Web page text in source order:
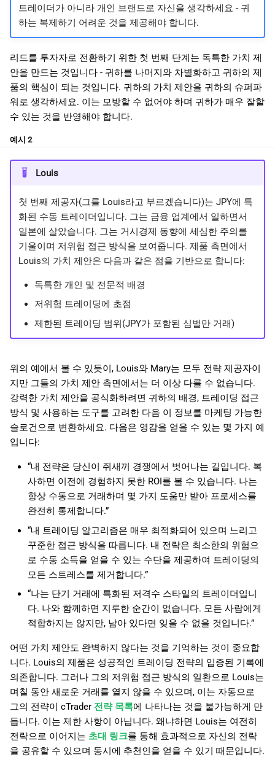
트레이더가 아니라 개인 브랜드로 자신을 생각하세요 - 귀
하는 복제하기 어려운 것을 제공해야 합니다.
리드를 투자자로 전환하기 위한 첫 번째 단계는 독특한 가치 제
안을 만드는 것입니다 - 귀하를 나머지와 차별화하고 귀하의 제
품의 핵심이 되는 것입니다. 귀하의 가치 제안을 귀하의 슈퍼파
워로 생각하세요. 이는 모방할 수 없어야 하며 귀하가 매우 잘할
수 있는 것을 반영해야 합니다.
예시 2
Louis
첫 번째 제공자(그를 Louis라고 부르겠습니다)는 JPY에 특
화된 수동 트레이더입니다. 그는 금융 업계에서 일하면서
일본에 살았습니다. 그는 거시경제 동향에 세심한 주의를
기울이며 저위험 접근 방식을 보여줍니다. 제품 측면에서
Louis의 가치 제안은 다음과 같은 점을 기반으로 합니다:
독특한 개인 및 전문적 배경
저위험 트레이딩에 초점
제한된 트레이딩 범위(JPY가 포함된 심벌만 거래)
위의 예에서 볼 수 있듯이, Louis와 Mary는 모두 전략 제공자이
지만 그들의 가치 제안 측면에서는 더 이상 다를 수 없습니다.
강력한 가치 제안을 공식화하려면 귀하의 배경, 트레이딩 접근
방식 및 사용하는 도구를 고려한 다음 이 정보를 마케팅 가능한
슬로건으로 변환하세요. 다음은 영감을 얻을 수 있는 몇 가지 예
입니다:
“내 전략은 당신이 쥐새끼 경쟁에서 벗어나는 길입니다. 복
사하면 이전에 경험하지 못한 ROI를 볼 수 있습니다. 나는
항상 수동으로 거래하며 몇 가지 도움만 받아 프로세스를
완전히 통제합니다.”
“내 트레이딩 알고리즘은 매우 최적화되어 있으며 느리고
꾸준한 접근 방식을 따릅니다. 내 전략은 최소한의 위험으
로 수동 소득을 얻을 수 있는 수단을 제공하여 트레이딩의
모든 스트레스를 제거합니다.”
“나는 단기 거래에 특화된 저격수 스타일의 트레이더입니
다. 나와 함께하면 지루한 순간이 없습니다. 모든 사람에게
적합하지는 않지만, 남아 있다면 잊을 수 없을 것입니다.”
어떤 가치 제안도 완벽하지 않다는 것을 기억하는 것이 중요합
니다. Louis의 제품은 성공적인 트레이딩 전략의 입증된 기록에
의존합니다. 그러나 그의 저위험 접근 방식의 일환으로 Louis는
며칠 동안 새로운 거래를 열지 않을 수 있으며, 이는 자동으로
그의 전략이 cTrader 전략 목록에 나타나는 것을 불가능하게 만
듭니다. 이는 제한 사항이 아닙니다. 왜냐하면 Louis는 여전히
전략으로 이어지는 초대 링크를 통해 효과적으로 자신의 전략
을 공유할 수 있으며 동시에 추천인을 얻을 수 있기 때문입니다.